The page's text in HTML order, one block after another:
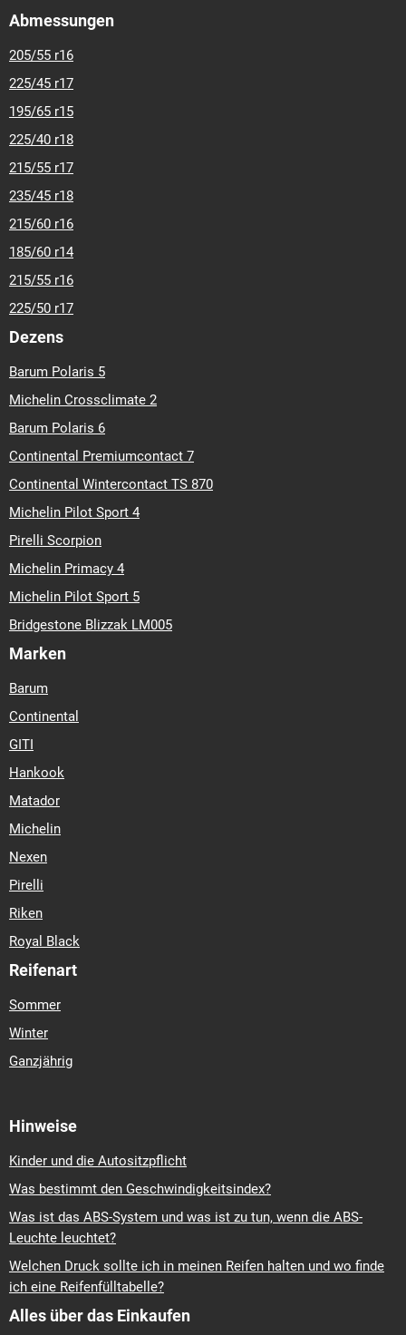
Abmessungen
205/55 r16
225/45 r17
195/65 r15
225/40 r18
215/55 r17
235/45 r18
215/60 r16
185/60 r14
215/55 r16
225/50 r17
Dezens
Barum Polaris 5
Michelin Crossclimate 2
Barum Polaris 6
Continental Premiumcontact 7
Continental Wintercontact TS 870
Michelin Pilot Sport 4
Pirelli Scorpion
Michelin Primacy 4
Michelin Pilot Sport 5
Bridgestone Blizzak LM005
Marken
Barum
Continental
GITI
Hankook
Matador
Michelin
Nexen
Pirelli
Riken
Royal Black
Reifenart
Sommer
Winter
Ganzjährig
Hinweise
Kinder und die Autositzpflicht
Was bestimmt den Geschwindigkeitsindex?
Was ist das ABS-System und was ist zu tun, wenn die ABS-
Leuchte leuchtet?
Welchen Druck sollte ich in meinen Reifen halten und wo finde
ich eine Reifenfülltabelle?
Alles über das Einkaufen